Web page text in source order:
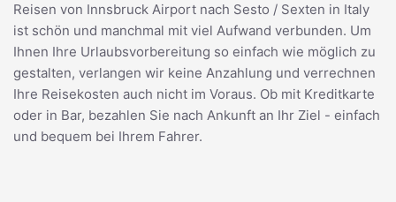
Reisen von Innsbruck Airport nach Sesto / Sexten in Italy
ist schön und manchmal mit viel Aufwand verbunden. Um
Ihnen Ihre Urlaubsvorbereitung so einfach wie möglich zu
gestalten, verlangen wir keine Anzahlung und verrechnen
Ihre Reisekosten auch nicht im Voraus. Ob mit Kreditkarte
oder in Bar, bezahlen Sie nach Ankunft an Ihr Ziel - einfach
und bequem bei Ihrem Fahrer.